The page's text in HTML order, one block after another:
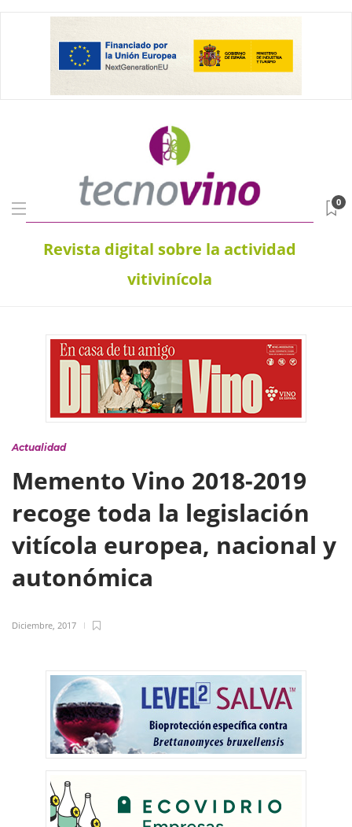
Revista digital sobre la actividad
vitivinícola
0
Actualidad
Memento Vino 2018-2019
recoge toda la legislación
vitícola europea, nacional y
autonómica
Diciembre, 2017